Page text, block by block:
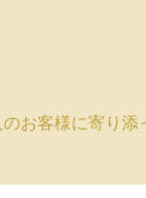
お客様に寄り